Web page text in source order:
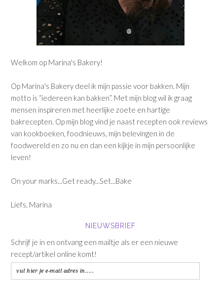
Welkom op Marina's Bakery!
Op Marina's Bakery deel ik mijn passie voor bakken. Mijn
motto is “iedereen kan bakken”. Met mijn blog wil ik graag
mensen inspireren met heerlijke zoete en hartige
bakrecepten. Op mijn blog vind je naast recepten ook reviews
van kookboeken, foodnieuws, mijn belevingen in de
foodwereld en zo nu en dan een kijkje in mijn persoonlijke
leven!
On your marks...Get ready...Set...Bake
Liefs, Marina
NIEUWSBRIEF
Schrijf je in en ontvang een mailtje als er een nieuwe
recept/artikel online komt!
vul
hier